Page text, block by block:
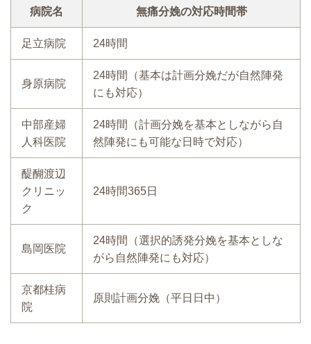
病院名 無痛分娩の対応時間帯
足立病院 24時間
身原病院
24時間（基本は計画分娩だが自然陣発
にも対応）
中部産婦
人科医院
24時間（計画分娩を基本としながら自
然陣発にも可能な日時で対応）
醍醐渡辺
クリニッ
ク
24時間365日
島岡医院
24時間（選択的誘発分娩を基本としな
がら自然陣発にも対応）
京都桂病
院
原則計画分娩（平日日中）